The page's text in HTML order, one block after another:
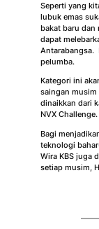
Seperti yang
lubuk emas
bakat baru dan
dapat
Antarabangsa.
pelumba.
Kategori ini
saingan musim
dinaikkan dari
NVX Challenge.
Bagi
teknologi
Wira KBS juga
setiap musim,